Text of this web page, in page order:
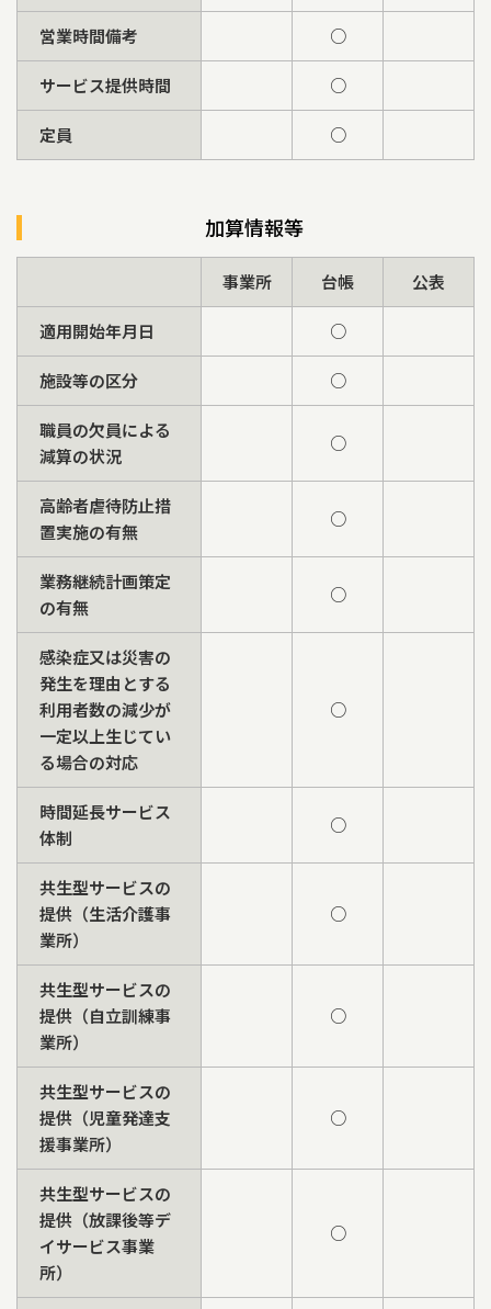
営業時間備考 ○
サービス提供時間 ○
定員 ○
加算情報等
事業所 台帳 公表
適用開始年月日 ○
施設等の区分 ○
職員の欠員による
減算の状況
○
高齢者虐待防止措
置実施の有無
○
業務継続計画策定
の有無
○
感染症又は災害の
発生を理由とする
利用者数の減少が
一定以上生じてい
る場合の対応
○
時間延長サービス
体制
○
共生型サービスの
提供（生活介護事
業所）
○
共生型サービスの
提供（自立訓練事
業所）
○
共生型サービスの
提供（児童発達支
援事業所）
○
共生型サービスの
提供（放課後等デ
イサービス事業
所）
○